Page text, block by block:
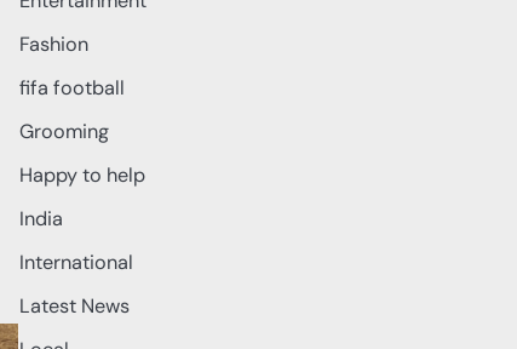
Fashion
fifa football
Grooming
Happy to help
India
International
Latest News